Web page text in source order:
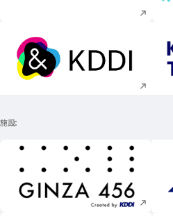
新規ウィンドウで開く
施設
新規ウィンドウで開く